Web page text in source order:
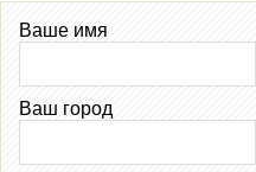
Ваше имя
Ваш город